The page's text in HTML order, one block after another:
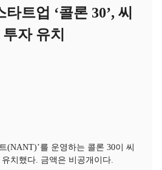
트업 ‘콜론 30’, 씨
자 유치
(NANT)’를 운영하는 콜론 30이 씨
치했다. 금액은 비공개이다.